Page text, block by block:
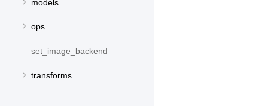
models
ops
set_image_backend
transforms